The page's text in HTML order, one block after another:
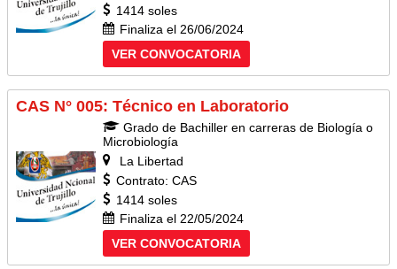
1414 soles
Finaliza el 26/06/2024
VER CONVOCATORIA
CAS N° 005: Técnico en Laboratorio
Grado de Bachiller en carreras de Biología o
Microbiología
La Libertad
Contrato: CAS
1414 soles
Finaliza el 22/05/2024
VER CONVOCATORIA